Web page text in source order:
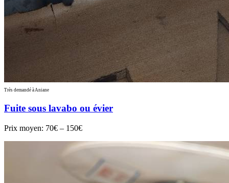
Très demandé à Aniane
Fuite sous lavabo ou évier
Prix moyen: 70€ – 150€